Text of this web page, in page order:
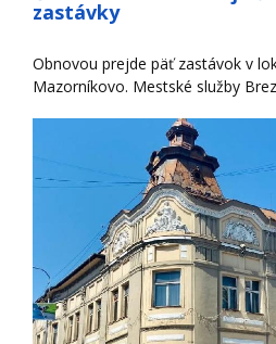
zastávky
Obnovou prejde päť zastávok v
Mazorníkovo. Mestské služby